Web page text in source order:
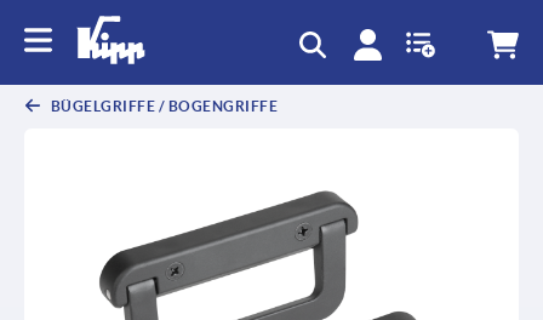
BÜGELGRIFFE / BOGENGRIFFE